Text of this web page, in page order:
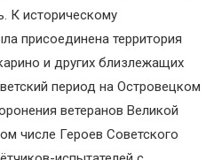
К историческому
присоединена территория
и других близлежащих
период на Островецком
ветеранов Великой
числе Героев Советского